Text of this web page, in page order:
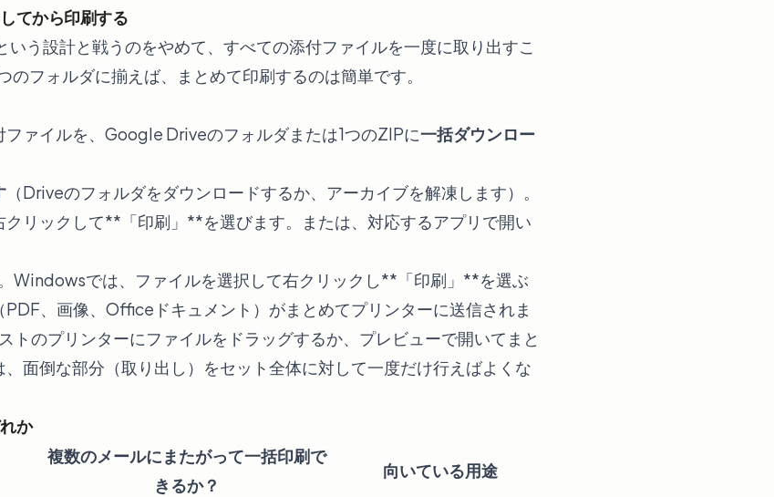
てから印刷する
う設計と戦うのをやめて、すべての添付ファイルを一度に取り出すこ
のフォルダに揃えば、まとめて印刷するのは簡単です。
ァイルを、Google Driveのフォルダまたは1つのZIPに一括ダウンロー
（Driveのフォルダをダウンロードするか、アーカイブを解凍します）。
クリックして**「印刷」**を選びます。または、対応するアプリで開い
Windowsでは、ファイルを選択して右クリックし**「印刷」**を選ぶ
PDF、画像、Officeドキュメント）がまとめてプリンターに送信されま
トのプリンターにファイルをドラッグするか、プレビューで開いてまと
面倒な部分（取り出し）をセット全体に対して一度だけ行えばよくな
か
複数のメールにまたがって一括印刷で
きるか？
向いている用途